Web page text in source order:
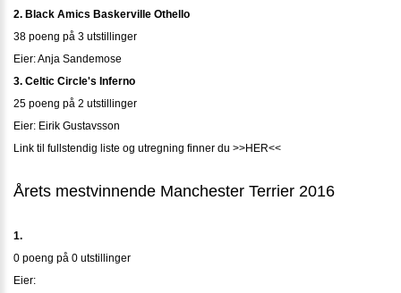
2. Black Amics Baskerville Othello
38 poeng på 3 utstillinger
Eier: Anja Sandemose
3. Celtic Circle's Inferno
25 poeng på 2 utstillinger
Eier: Eirik Gustavsson
Link til fullstendig liste og utregning finner du >>HER<<
Årets mestvinnende Manchester Terrier 2016
1.
0 poeng på 0 utstillinger
Eier: